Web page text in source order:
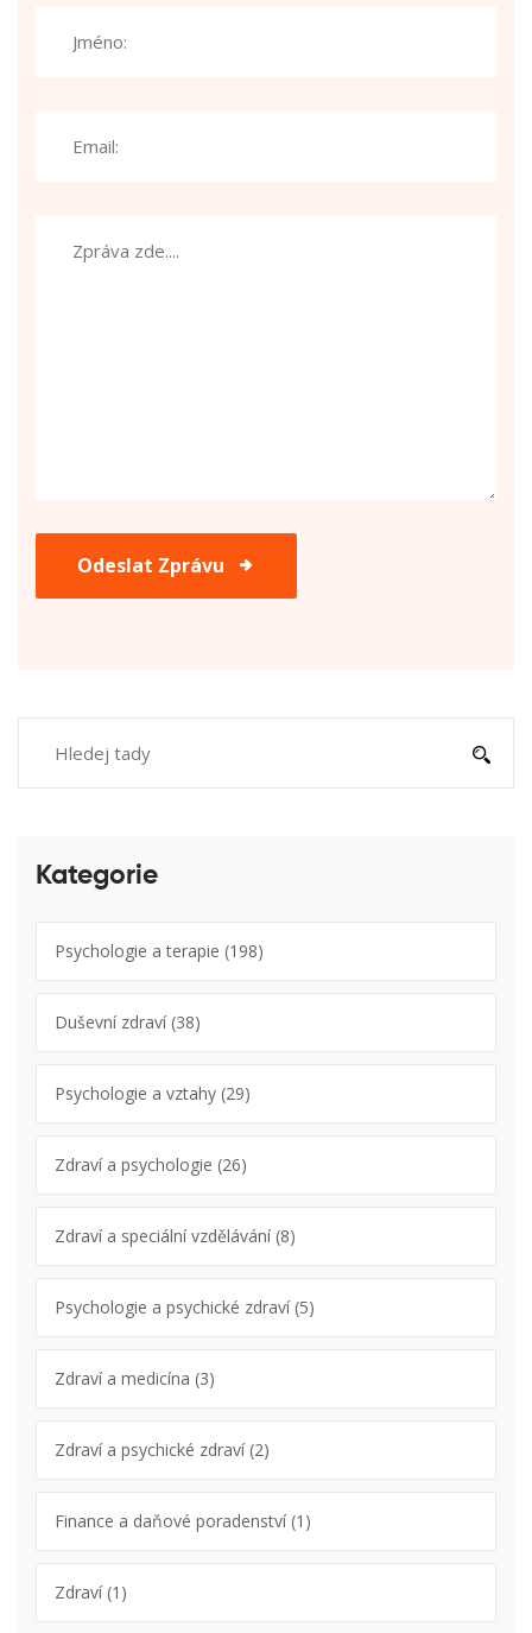
Odeslat Zprávu
Kategorie
Psychologie a terapie (198)
Duševní zdraví(38)
Psychologie a vztahy (29)
Zdraví a psychologie (26)
Zdraví a speciální vzdělávání(8)
Psychologie a psychické zdraví(5)
Zdraví a medicína (3)
Zdraví a psychické zdraví(2)
Finance a daňové poradenství(1)
Zdraví(1)